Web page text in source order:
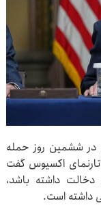
در ششمین روز حمله
تارنمای اکسیوس گفت
داشته باشد،
داشته است.